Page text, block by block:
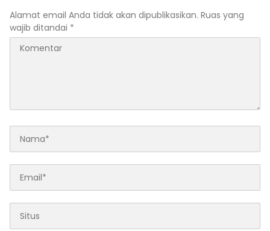
Alamat email Anda tidak akan dipublikasikan. Ruas yang
wajib ditandai *